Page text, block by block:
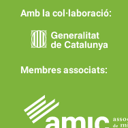
Amb la col·laboració:
Membres associats: